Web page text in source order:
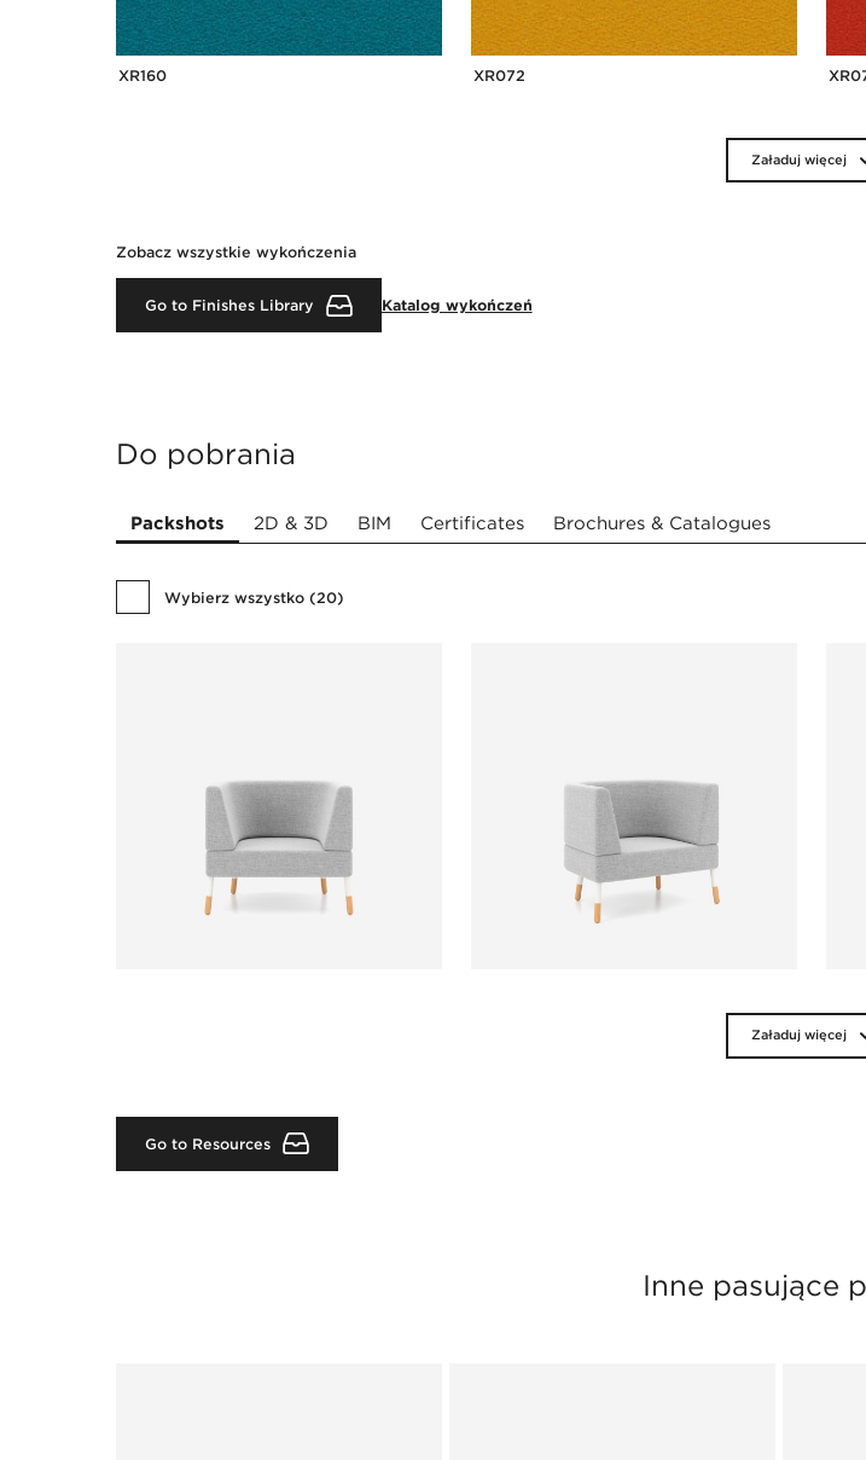
XR160 XR072
Załaduj więcej
Zobacz wszystkie wykończenia
Go to Finishes Library Katalog wykończeń
Do pobrania
Packshots 2D & 3D BIM Certificates Brochures & Catalogues
Wybierz wszystko (20)
Załaduj więcej
Go to Resources
Inne pasujące